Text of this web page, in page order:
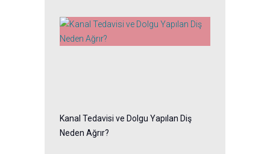
Kanal Tedavisi ve Dolgu Yapılan Diş
Neden Ağrır?